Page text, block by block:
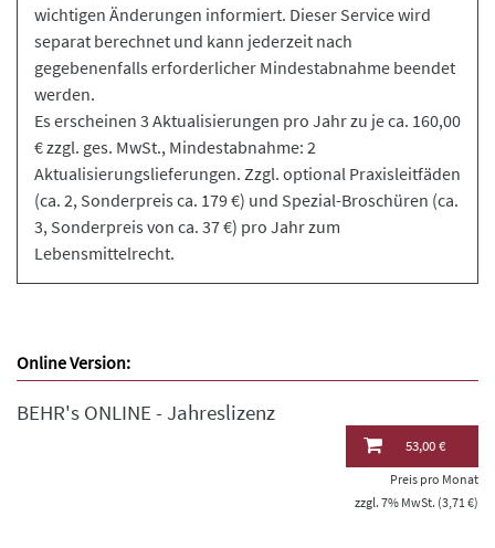
wichtigen Änderungen informiert. Dieser Service wird
separat berechnet und kann jederzeit nach
gegebenenfalls erforderlicher Mindestabnahme beendet
werden.
Es erscheinen 3 Aktualisierungen pro Jahr zu je ca. 160,00
€ zzgl. ges. MwSt., Mindestabnahme: 2
Aktualisierungslieferungen. Zzgl. optional Praxisleitfäden
(ca. 2, Sonderpreis ca. 179 €) und Spezial-Broschüren (ca.
3, Sonderpreis von ca. 37 €) pro Jahr zum
Lebensmittelrecht.
Online Version:
BEHR's ONLINE - Jahreslizenz
53,00 €
Preis pro Monat
zzgl. 7% MwSt. (3,71 €)